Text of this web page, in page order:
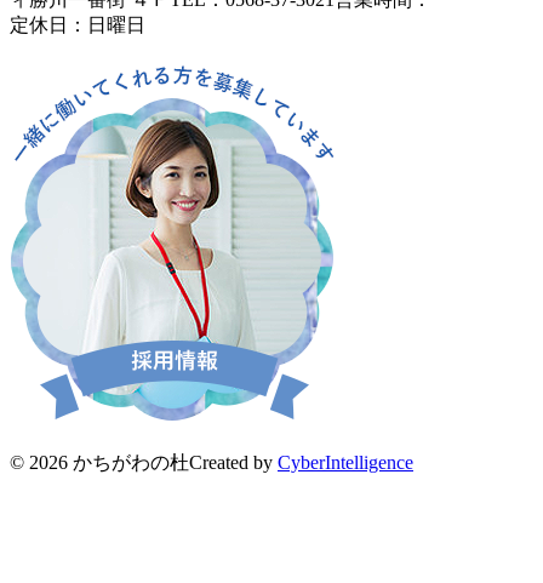
定休日：日曜日
© 2026 かちがわの杜Created by CyberIntelligence